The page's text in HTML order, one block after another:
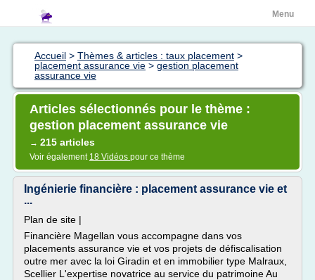
Menu
Accueil > Thèmes & articles : taux placement >
placement assurance vie > gestion placement
assurance vie
Articles sélectionnés pour le thème :
gestion placement assurance vie
→ 215 articles
Voir également 18 Vidéos pour ce thème
Ingénierie financière : placement assurance vie et
...
Plan de site |
Financière Magellan vous accompagne dans vos
placements assurance vie et vos projets de défiscalisation
outre mer avec la loi Giradin et en immobilier type Malraux,
Scellier L'expertise novatrice au service du patrimoine Au